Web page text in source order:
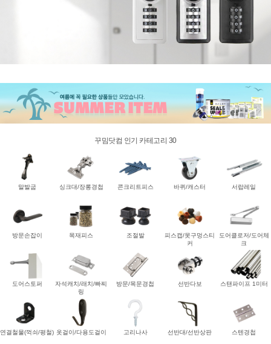
꾸밈닷컴 인기 카테고리 30
말발굽 싱크대/장롱경첩 콘크리트피스 바퀴/캐스터 서랍레일
방문손잡이 목재피스 조절발
피스캡/못구멍스티
커
도어클로저/도어체
크
도어스토퍼
자석캐치/래치/빠찌
링
방문/목문경첩 선반다보 스탠파이프 1미터
연결철물(꺽쇠/평철) 옷걸이/다용도걸이 고리나사 선반대/선반상판 스텐경첩